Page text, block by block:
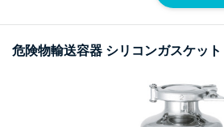
危険物輸送容器 シリコンガスケット